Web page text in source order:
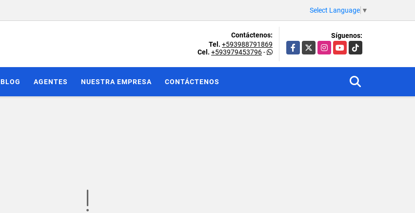
Select Language ▼
Contáctenos:
Tel. +593988791869
Cel. +593979453796-
Síguenos:
Facebook
X InstagramYouTubeTikTok
BLOG AGENTES NUESTRA EMPRESA CONTÁCTENOS